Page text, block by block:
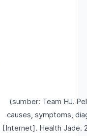
(sumber: Team HJ.
causes, symptoms,
[Internet]. Health Jade.